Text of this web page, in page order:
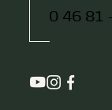
0 46 81